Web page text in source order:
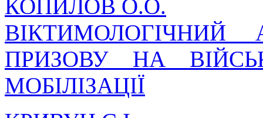
КОПИЛОВ О.О.
ПРИЗОВУ НА
МОБІЛІЗАЦІЇ